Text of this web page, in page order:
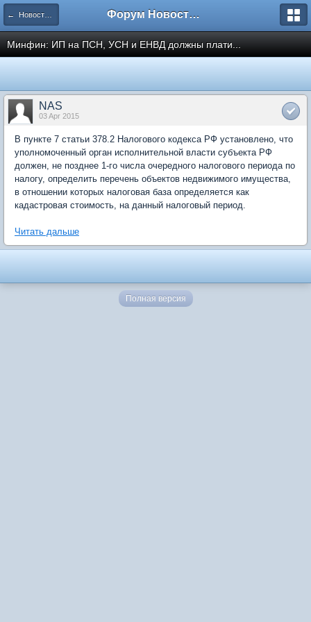
← Новости рынка недвижимости Форум Новостройки
Минфин: ИП на ПСН, УСН и ЕНВД должны плати...
NAS
03 Apr 2015
В пункте 7 статьи 378.2 Налогового кодекса РФ установлено, что
уполномоченный орган исполнительной власти субъекта РФ
должен, не позднее 1-го числа очередного налогового периода по
налогу, определить перечень объектов недвижимого имущества,
в отношении которых налоговая база определяется как
кадастровая стоимость, на данный налоговый период.
Читать дальше
Полная версия